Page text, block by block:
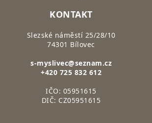
KONTAKT
Slezské náměstí 25/28/10
74301 Bílovec
s-myslivec@seznam.cz
+420 725 832 612
IČO: 05951615
DIČ: CZ05951615